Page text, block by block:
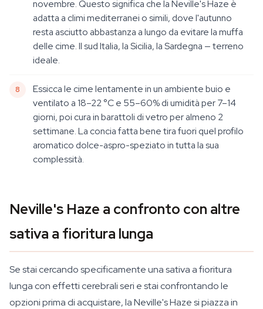
novembre. Questo significa che la Neville's Haze è
adatta a climi mediterranei o simili, dove l'autunno
resta asciutto abbastanza a lungo da evitare la muffa
delle cime. Il sud Italia, la Sicilia, la Sardegna — terreno
ideale.
Essicca le cime lentamente in un ambiente buio e
ventilato a 18–22 °C e 55–60% di umidità per 7–14
giorni, poi cura in barattoli di vetro per almeno 2
settimane. La concia fatta bene tira fuori quel profilo
aromatico dolce-aspro-speziato in tutta la sua
complessità.
Neville's Haze a confronto con altre
sativa a fioritura lunga
Se stai cercando specificamente una sativa a fioritura
lunga con effetti cerebrali seri e stai confrontando le
opzioni prima di acquistare, la Neville's Haze si piazza in